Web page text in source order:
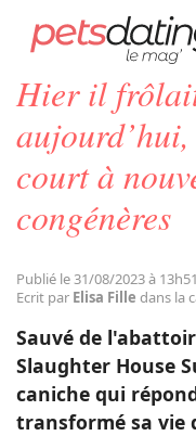
PETS DATING ACTUALITÉS
Hier il
court à
congénères
Publié le 31/08/2023 à 13h51
Ecrit par Elisa Fille dans la
Sauvé de
Slaughter House
caniche qui
transformé sa vie